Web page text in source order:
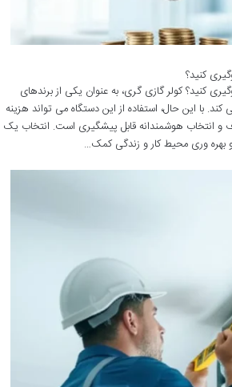
کنید؟
کنید؟ کولر گازی گری، به عنوان یکی از برندهای
با این حال، استفاده از این دستگاه می تواند هزینه
و انتخاب هوشمندانه قابل پیشگیری است. انتخاب یک
بهره وری محیط کار و زندگی کمک…